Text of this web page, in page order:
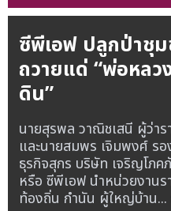
ซีพีเอฟ ปลูกป่าชุม
ถวายแด่ “พ่อหล
ดิน”
นายสุรพล วาณิชเสนี ผู้ว่า
และนายสมพร เจิมพงศ์ รอ
ธุรกิจสุกร บริษัท เจริญโภ
หรือ ซีพีเอฟ นำหน่วยงานร
ท้องถิ่น กำนัน ผู้ใหญ่บ้าน...